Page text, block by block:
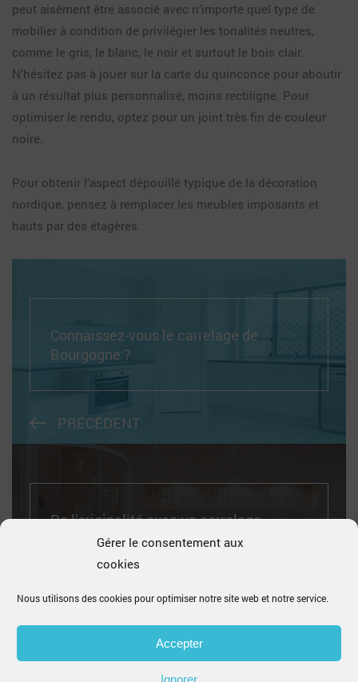
Gérer le consentement aux
cookies
Nous utilisons des cookies pour optimiser notre site web et notre service.
Accepter
Ignorer
peut aisément être associé avec n’importe quel type de
mobilier à condition de privilégier les tonalités neutres,
comme le gris, le blanc, le noir et surtout le bois clair.
N’hésitez pas à jouer sur la carte du quinconce pour aboutir
à un résultat plus personnalisé, moins rectiligne. Pour
optimiser le rendu, optez pour un joint très fin de couleur
noire.
Pour obtenir l’aspect dépouillé typique de la décoration
nordique, pensez à remplacer les meubles imposants et
hauts par des étagères.
Connaissez-vous le carrelage de
Bourgogne ?
PRÉCÉDENT
De l’originalité avec un carrelage
hexagonal
SUIVANT